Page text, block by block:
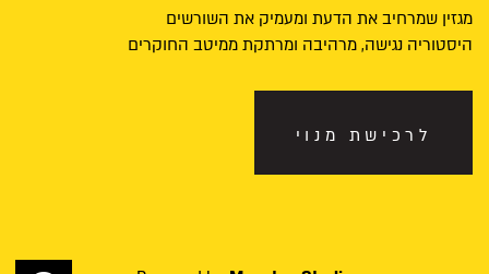
מגזין שמרחיב את הדעת ומעמיק את השורשים
היסטוריה נגישה, מרהיבה ומרתקת ממיטב החוקרים
לרכישת מנוי